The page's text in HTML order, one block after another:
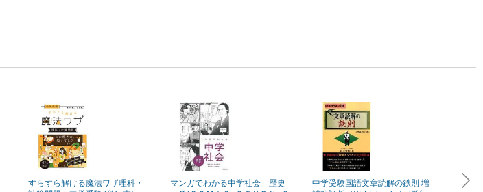
すらすら解ける魔法ワザ理科・
マンガでわかる中学社会 歴史
中学受験国語文章読解の鉄則 増
マン